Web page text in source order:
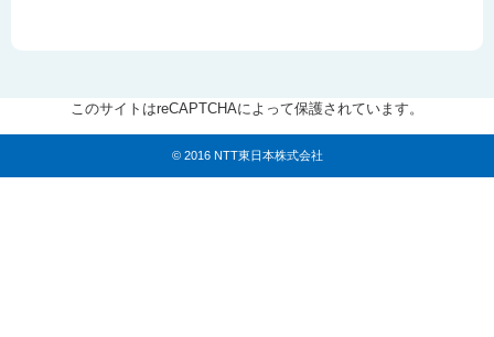
このサイトはreCAPTCHAによって保護されています。
© 2016 NTT東日本株式会社